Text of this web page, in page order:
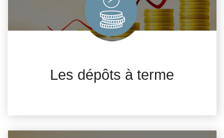
Les dépôts à terme